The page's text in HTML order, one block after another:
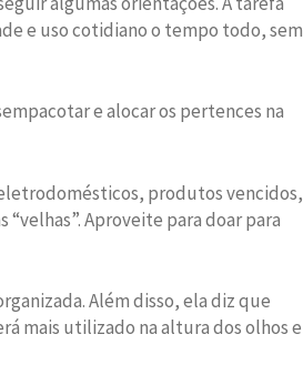
e uso cotidiano o tempo todo, sem
e alocar os pertences na
produtos vencidos,
Aproveite para doar para
Além disso, ela diz que
mais utilizado na altura dos olhos e